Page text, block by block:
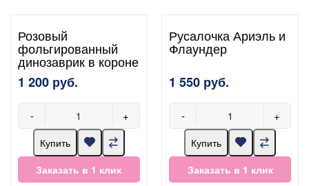
Розовый
фольгированный
динозаврик в короне
1 200 руб.
- +
Купить
Заказать в 1 клик
Русалочка Ариэль и
Флаундер
1 550 руб.
- +
Купить
Заказать в 1 клик